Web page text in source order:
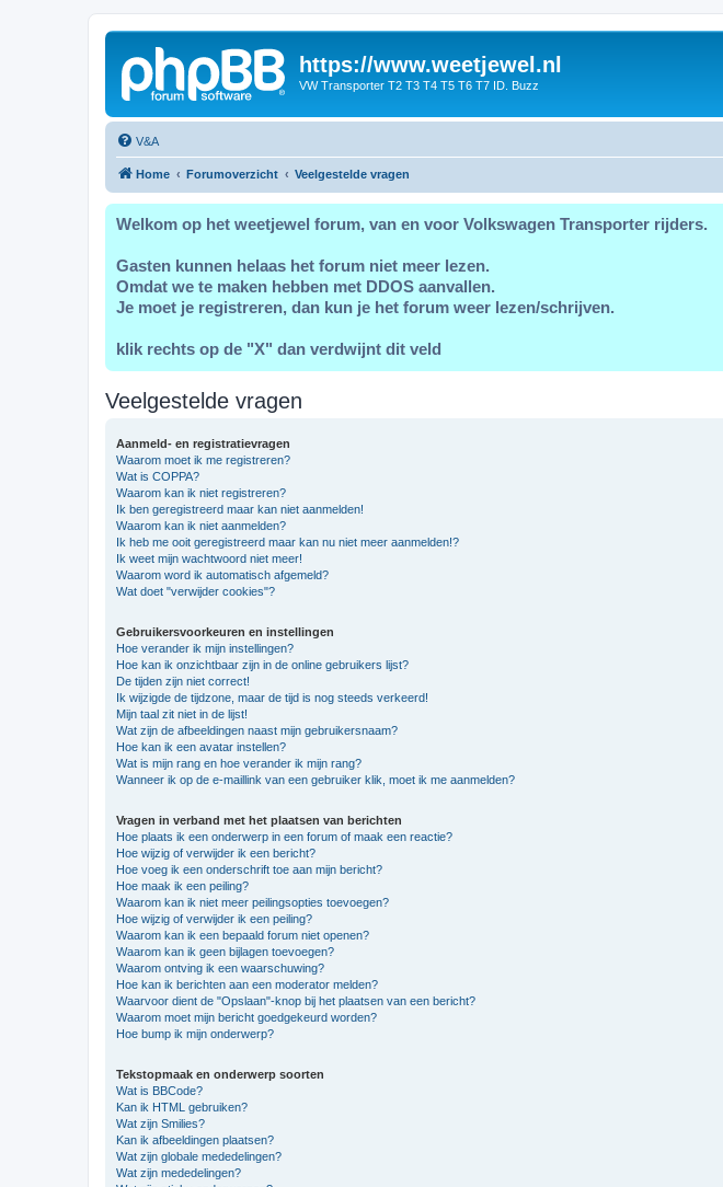
https://www.weetjewel.nl
VW Transporter T2 T3 T4 T5 T6 T7 ID. Buzz
V&A
Home Forumoverzicht Veelgestelde vragen
Welkom op het weetjewel forum, van en voor Volkswagen Transporter rijders.
Gasten kunnen helaas het forum niet meer lezen.
Omdat we te maken hebben met DDOS aanvallen.
Je moet je registreren, dan kun je het forum weer lezen/schrijven.
klik rechts op de "X" dan verdwijnt dit veld
Veelgestelde vragen
Aanmeld- en registratievragen
Waarom moet ik me registreren?
Wat is COPPA?
Waarom kan ik niet registreren?
Ik ben geregistreerd maar kan niet aanmelden!
Waarom kan ik niet aanmelden?
Ik heb me ooit geregistreerd maar kan nu niet meer aanmelden!?
Ik weet mijn wachtwoord niet meer!
Waarom word ik automatisch afgemeld?
Wat doet "verwijder cookies"?
Gebruikersvoorkeuren en instellingen
Hoe verander ik mijn instellingen?
Hoe kan ik onzichtbaar zijn in de online gebruikers lijst?
De tijden zijn niet correct!
Ik wijzigde de tijdzone, maar de tijd is nog steeds verkeerd!
Mijn taal zit niet in de lijst!
Wat zijn de afbeeldingen naast mijn gebruikersnaam?
Hoe kan ik een avatar instellen?
Wat is mijn rang en hoe verander ik mijn rang?
Wanneer ik op de e-maillink van een gebruiker klik, moet ik me aanmelden?
Vragen in verband met het plaatsen van berichten
Hoe plaats ik een onderwerp in een forum of maak een reactie?
Hoe wijzig of verwijder ik een bericht?
Hoe voeg ik een onderschrift toe aan mijn bericht?
Hoe maak ik een peiling?
Waarom kan ik niet meer peilingsopties toevoegen?
Hoe wijzig of verwijder ik een peiling?
Waarom kan ik een bepaald forum niet openen?
Waarom kan ik geen bijlagen toevoegen?
Waarom ontving ik een waarschuwing?
Hoe kan ik berichten aan een moderator melden?
Waarvoor dient de "Opslaan"-knop bij het plaatsen van een bericht?
Waarom moet mijn bericht goedgekeurd worden?
Hoe bump ik mijn onderwerp?
Tekstopmaak en onderwerp soorten
Wat is BBCode?
Kan ik HTML gebruiken?
Wat zijn Smilies?
Kan ik afbeeldingen plaatsen?
Wat zijn globale mededelingen?
Wat zijn mededelingen?